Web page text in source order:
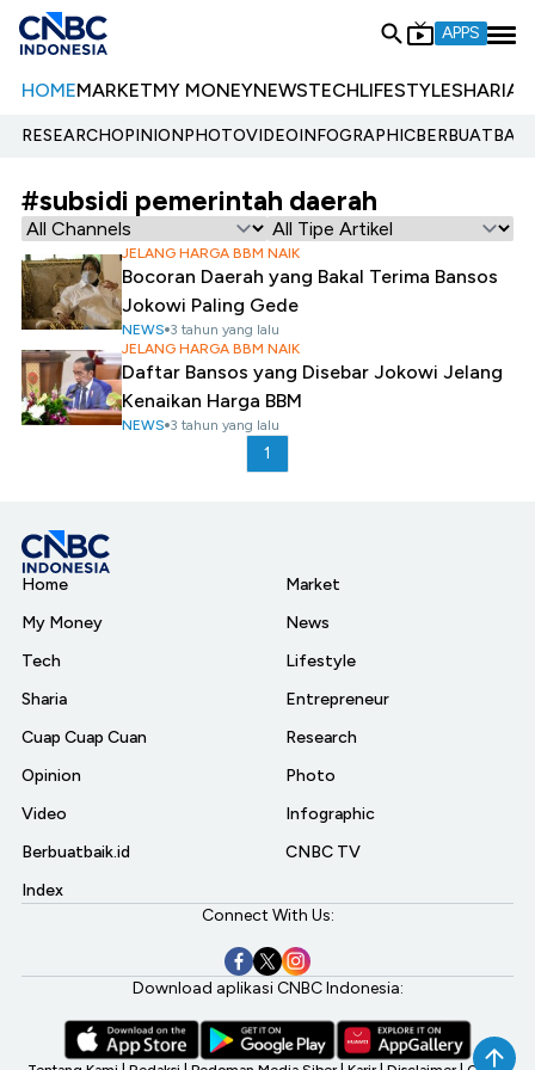
APPS
HOMEMARKETMY MONEYNEWSTECHLIFESTYLESHARIA
RESEARCHOPINIONPHOTOVIDEOINFOGRAPHIC
#subsidi pemerintah daerah
JELANG HARGA BBM NAIK
Bocoran Daerah yang Bakal Terima Bansos
Jokowi Paling Gede
NEWS 3 tahun yang lalu
JELANG HARGA BBM NAIK
Daftar Bansos yang Disebar Jokowi Jelang
Kenaikan Harga BBM
NEWS 3 tahun yang lalu
1
Home
My Money
Tech
Sharia
Cuap Cuap Cuan
Opinion
Video
Berbuatbaik.id
Index
Market
News
Lifestyle
Entrepreneur
Research
Photo
Infographic
CNBC TV
Connect With Us:
Download aplikasi CNBC Indonesia: